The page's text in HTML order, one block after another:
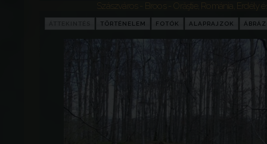
Szászváros - Broos - Orăştie Románia Erdély
TÖRTÉNELEM FOTÓK ALAPRAJZOK